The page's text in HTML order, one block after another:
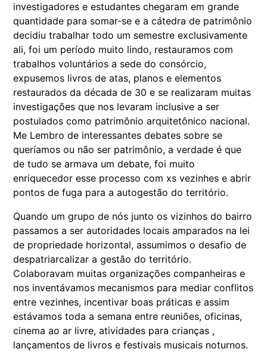
investigadores e estudantes chegaram em grande
quantidade para somar-se e a cátedra de patrimônio
decidiu trabalhar todo um semestre exclusivamente
ali, foi um período muito lindo, restauramos com
trabalhos voluntários a sede do consórcio,
expusemos livros de atas, planos e elementos
restaurados da década de 30 e se realizaram muitas
investigações que nos levaram inclusive a ser
postulados como patrimônio arquitetônico nacional.
Me Lembro de interessantes debates sobre se
queríamos ou não ser patrimônio, a verdade é que
de tudo se armava um debate, foi muito
enriquecedor esse processo com xs vezinhes e abrir
pontos de fuga para a autogestão do território.
Quando um grupo de nós junto os vizinhos do bairro
passamos a ser autoridades locais amparados na lei
de propriedade horizontal, assumimos o desafio de
despatriarcalizar a gestão do território.
Colaboravam muitas organizações companheiras e
nos inventávamos mecanismos para mediar conflitos
entre vezinhes, incentivar boas práticas e assim
estávamos toda a semana entre reuniões, oficinas,
cinema ao ar livre, atividades para crianças ,
lançamentos de livros e festivais musicais noturnos.